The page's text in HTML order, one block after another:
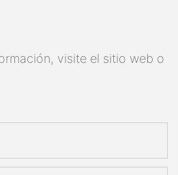
visite el sitio web o